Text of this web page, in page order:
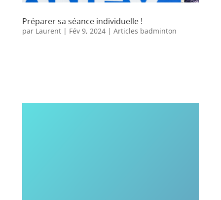
Préparer sa séance individuelle !
par Laurent| Fév 9, 2024| Articles badminton